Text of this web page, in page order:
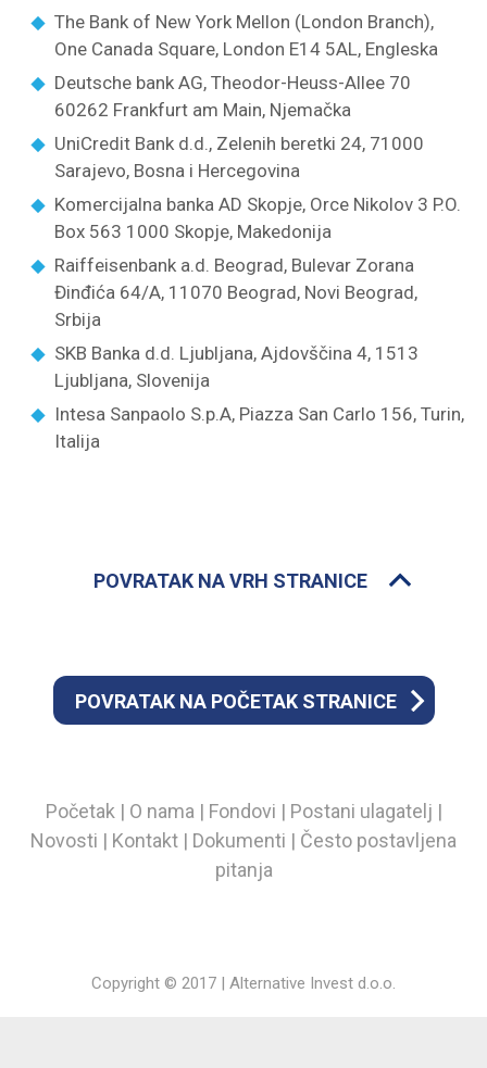
The Bank of New York Mellon (London Branch),
One Canada Square, London E14 5AL, Engleska
Deutsche bank AG, Theodor-Heuss-Allee 70
60262 Frankfurt am Main, Njemačka
UniCredit Bank d.d., Zelenih beretki 24, 71000
Sarajevo, Bosna i Hercegovina
Komercijalna banka AD Skopje, Orce Nikolov 3 P.O.
Box 563 1000 Skopje, Makedonija
Raiffeisenbank a.d. Beograd, Bulevar Zorana
Đinđića 64/A, 11070 Beograd, Novi Beograd,
Srbija
SKB Banka d.d. Ljubljana, Ajdovščina 4, 1513
Ljubljana, Slovenija
Intesa Sanpaolo S.p.A, Piazza San Carlo 156, Turin,
Italija
POVRATAK NA VRH STRANICE
POVRATAK NA POČETAK STRANICE
Početak | O nama | Fondovi | Postani ulagatelj |
Novosti | Kontakt | Dokumenti | Često postavljena
pitanja
Copyright © 2017 | Alternative Invest d.o.o.